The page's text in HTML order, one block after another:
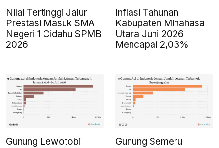
Nilai Tertinggi Jalur
Prestasi Masuk SMA
Negeri 1 Cidahu SPMB
2026
Inflasi Tahunan
Kabupaten Minahasa
Utara Juni 2026
Mencapai 2,03%
Gunung Lewotobi
Gunung Semeru